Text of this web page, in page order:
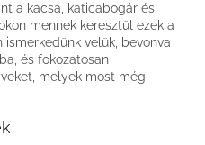
a kacsa, katicabogár és
mennek keresztül ezek a
velük, bevonva
és fokozatosan
melyek most még